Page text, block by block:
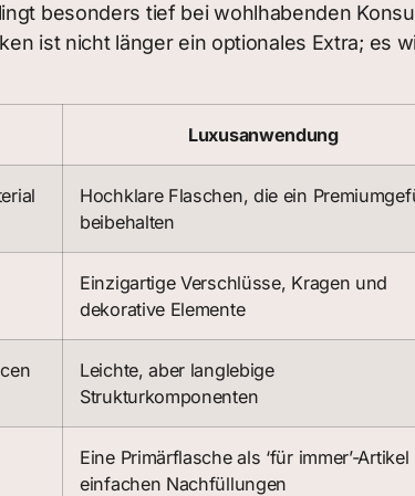
besonders tief bei wohlhabenden
ist nicht länger ein optionales Extra; es
Luxusanwendung
Hochklare Flaschen, die ein
beibehalten
Einzigartige Verschlüsse, Kragen und
dekorative Elemente
Leichte, aber langlebige
Strukturkomponenten
Eine Primärflasche als ‘für immer’-Artikel
einfachen Nachfüllungen